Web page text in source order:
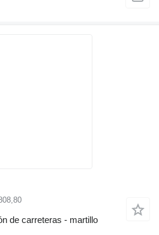
de carreteras - martillo